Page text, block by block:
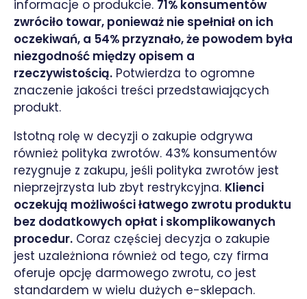
informacje o produkcie. 71% konsumentów
zwróciło towar, ponieważ nie spełniał on ich
oczekiwań, a 54% przyznało, że powodem była
niezgodność między opisem a
rzeczywistością. Potwierdza to ogromne
znaczenie jakości treści przedstawiających
produkt.
Istotną rolę w decyzji o zakupie odgrywa
również polityka zwrotów. 43% konsumentów
rezygnuje z zakupu, jeśli polityka zwrotów jest
nieprzejrzysta lub zbyt restrykcyjna. Klienci
oczekują możliwości łatwego zwrotu produktu
bez dodatkowych opłat i skomplikowanych
procedur. Coraz częściej decyzja o zakupie
jest uzależniona również od tego, czy firma
oferuje opcję darmowego zwrotu, co jest
standardem w wielu dużych e-sklepach.